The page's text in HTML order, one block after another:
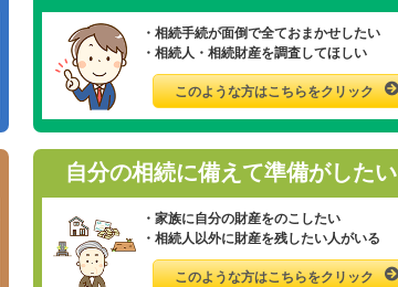
・相続手続が面倒で全ておまかせしたい
・相続人・相続財産を調査してほしい
このような方はこちらをクリック
自分の相続に備えて準備がしたい
・家族に自分の財産をのこしたい
・相続人以外に財産を残したい人がいる
このような方はこちらをクリック